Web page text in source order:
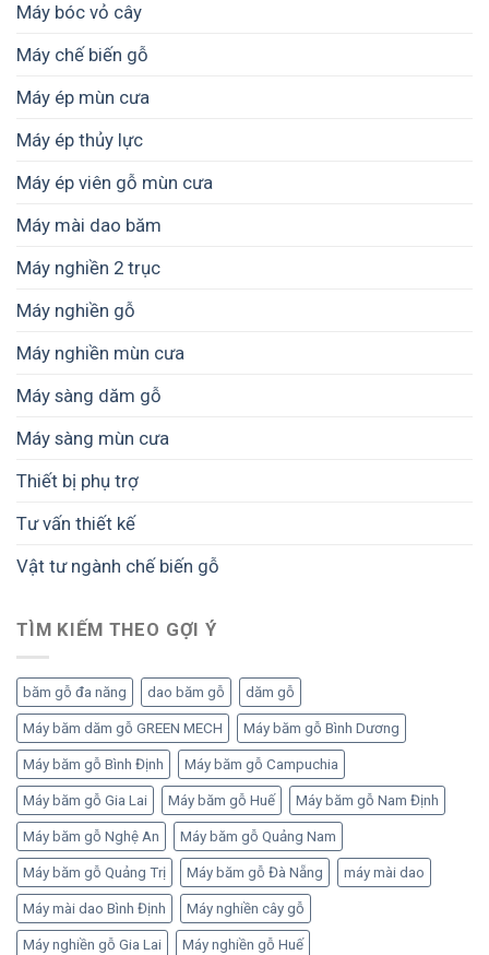
Máy bóc vỏ cây
Máy chế biến gỗ
Máy ép mùn cưa
Máy ép thủy lực
Máy ép viên gỗ mùn cưa
Máy mài dao băm
Máy nghiền 2 trục
Máy nghiền gỗ
Máy nghiền mùn cưa
Máy sàng dăm gỗ
Máy sàng mùn cưa
Thiết bị phụ trợ
Tư vấn thiết kế
Vật tư ngành chế biến gỗ
TÌM KIẾM THEO GỢI Ý
băm gỗ đa năng dao băm gỗ dăm gỗ
Máy băm dăm gỗ GREEN MECH Máy băm gỗ Bình Dương
Máy băm gỗ Bình Định Máy băm gỗ Campuchia
Máy băm gỗ Gia Lai Máy băm gỗ Huế Máy băm gỗ Nam Định
Máy băm gỗ Nghệ An Máy băm gỗ Quảng Nam
Máy băm gỗ Quảng Trị Máy băm gỗ Đà Nẵng máy mài dao
Máy mài dao Bình Định Máy nghiền cây gỗ
Máy nghiền gỗ Gia Lai Máy nghiền gỗ Huế